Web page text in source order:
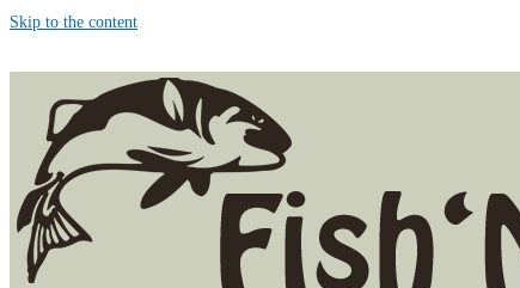
Skip to the content